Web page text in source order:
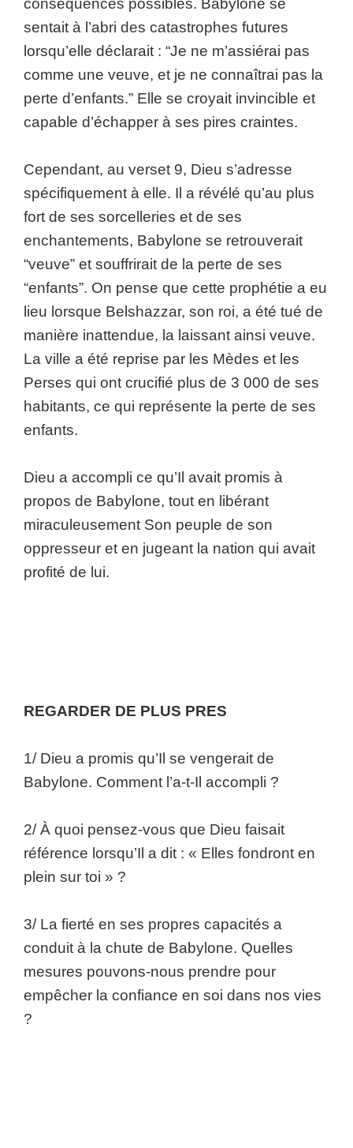
conséquences possibles. Babylone se
sentait à l’abri des catastrophes futures
lorsqu’elle déclarait : “Je ne m’assiérai pas
comme une veuve, et je ne connaîtrai pas la
perte d’enfants.” Elle se croyait invincible et
capable d’échapper à ses pires craintes.
Cependant, au verset 9, Dieu s’adresse
spécifiquement à elle. Il a révélé qu’au plus
fort de ses sorcelleries et de ses
enchantements, Babylone se retrouverait
“veuve” et souffrirait de la perte de ses
“enfants”. On pense que cette prophétie a eu
lieu lorsque Belshazzar, son roi, a été tué de
manière inattendue, la laissant ainsi veuve.
La ville a été reprise par les Mèdes et les
Perses qui ont crucifié plus de 3 000 de ses
habitants, ce qui représente la perte de ses
enfants.
Dieu a accompli ce qu’Il avait promis à
propos de Babylone, tout en libérant
miraculeusement Son peuple de son
oppresseur et en jugeant la nation qui avait
profité de lui.
REGARDER DE PLUS PRES
1/ Dieu a promis qu’Il se vengerait de
Babylone. Comment l’a-t-Il accompli ?
2/ À quoi pensez-vous que Dieu faisait
référence lorsqu’Il a dit : « Elles fondront en
plein sur toi » ?
3/ La fierté en ses propres capacités a
conduit à la chute de Babylone. Quelles
mesures pouvons-nous prendre pour
empêcher la confiance en soi dans nos vies
?